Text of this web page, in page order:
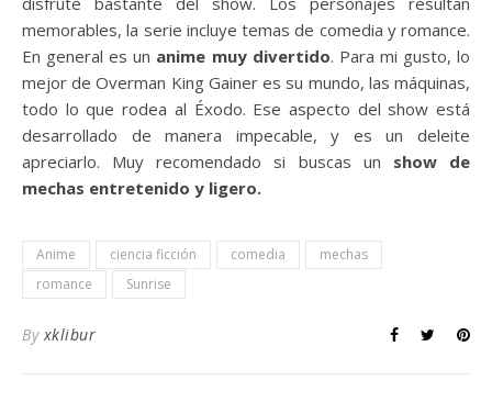
memorables, la serie incluye temas de comedia y romance.
En general es un anime muy divertido. Para mi gusto, lo
mejor de Overman King Gainer es su mundo, las máquinas,
todo lo que rodea al Éxodo. Ese aspecto del show está
desarrollado de manera impecable, y es un deleite
apreciarlo. Muy recomendado si buscas un show de
mechas entretenido y ligero.
Anime ciencia ficción comedia
mechas
romance
Sunrise
Byxklibur